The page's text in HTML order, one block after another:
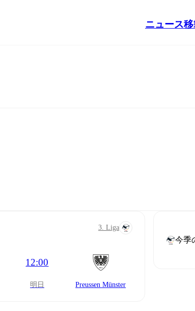
ニュース
3. Liga
12:00
明日 Preussen Münster
今季